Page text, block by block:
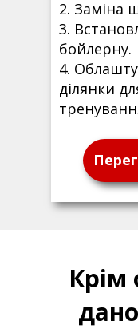
2. Заміна
3.
бойлерну.
4.
ділянки
Крім